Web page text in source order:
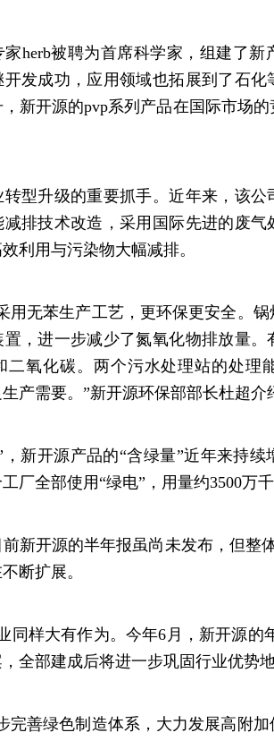
herb被聘为首席科学家，组建了新
发成功，应用领域也拓展到了石
新开源的pvp系列产品在国际市场
型升级的重要抓手。近年来，该公
排技术改造，采用国际先进的废
利用与污染物大幅减排。
用无苯生产工艺，更环保更安全。
，进一步减少了氮氧化物排放量
二氧化碳。两个污水处理站的处理
产需要。”新开源环保部部长杜超介
新开源产品的“含绿量”近年来持续
厂全部使用“绿电”，用量约3500万
新开源的半年报虽尚未发布，但整
断扩展。
同样大有作为。今年6月，新开源的
全部建成后将进一步巩固行业优势
完善绿色制造体系，大力发展高附